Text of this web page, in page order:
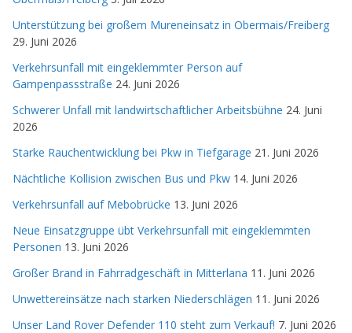
Unterstützung bei großem Mureneinsatz in Obermais/Freiberg
29. Juni 2026
Verkehrsunfall mit eingeklemmter Person auf
Gampenpassstraße 24. Juni 2026
Schwerer Unfall mit landwirtschaftlicher Arbeitsbühne 24. Juni
2026
Starke Rauchentwicklung bei Pkw in Tiefgarage 21. Juni 2026
Nächtliche Kollision zwischen Bus und Pkw 14. Juni 2026
Verkehrsunfall auf Mebobrücke 13. Juni 2026
Neue Einsatzgruppe übt Verkehrsunfall mit eingeklemmten
Personen 13. Juni 2026
Großer Brand in Fahrradgeschäft in Mitterlana 11. Juni 2026
Unwettereinsätze nach starken Niederschlägen 11. Juni 2026
Unser Land Rover Defender 110 steht zum Verkauf! 7. Juni 2026